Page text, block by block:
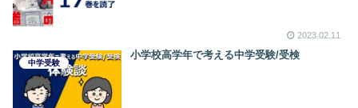
2023.02.11
中学受験
小学校高学年で考える中学受験/受検